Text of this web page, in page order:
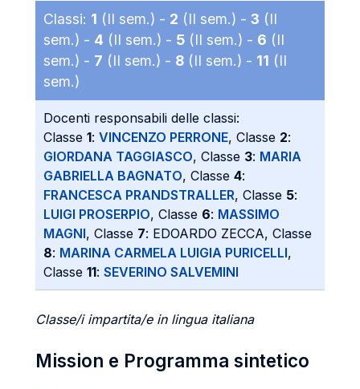
Classi: 1 (II sem.) - 2 (II sem.) - 3 (II
sem.) - 4 (II sem.) - 5 (II sem.) - 6 (II
sem.) - 7 (II sem.) - 8 (II sem.) - 11 (II
sem.)
Docenti responsabili delle classi:
Classe 1: VINCENZO PERRONE, Classe 2:
GIORDANA TAGGIASCO, Classe 3: MARIA
GABRIELLA BAGNATO, Classe 4:
FRANCESCA PRANDSTRALLER, Classe 5:
LUIGI PROSERPIO, Classe 6: MASSIMO
MAGNI, Classe 7: EDOARDO ZECCA, Classe
8: MARINA CARMELA LUIGIA PURICELLI,
Classe 11: SEVERINO SALVEMINI
Classe/i impartita/e in lingua italiana
Mission e Programma sintetico